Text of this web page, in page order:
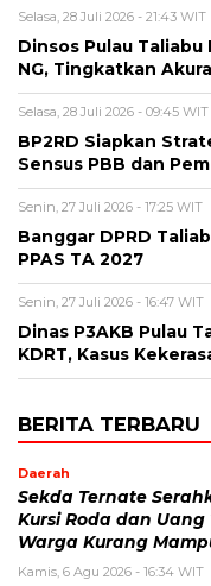
Selasa, 28 Juli 2026 - 21:43 WIT
Dinsos Pulau
NG, Tingkatkan
Selasa, 28 Juli 2026 - 09:45 WIT
BP2RD Siapkan
Sensus PBB dan
Senin, 27 Juli 2026 - 17:25 WIT
Banggar DPRD
PPAS TA 2027
Senin, 27 Juli 2026 - 16:47 WIT
Dinas P3AKB Pulau
KDRT, Kasus
BERITA TERBARU
Daerah
Sekda Ternate
Kursi Roda dan
Warga Kurang
Kamis, 6 Agu 2026 - 16:34 WIT